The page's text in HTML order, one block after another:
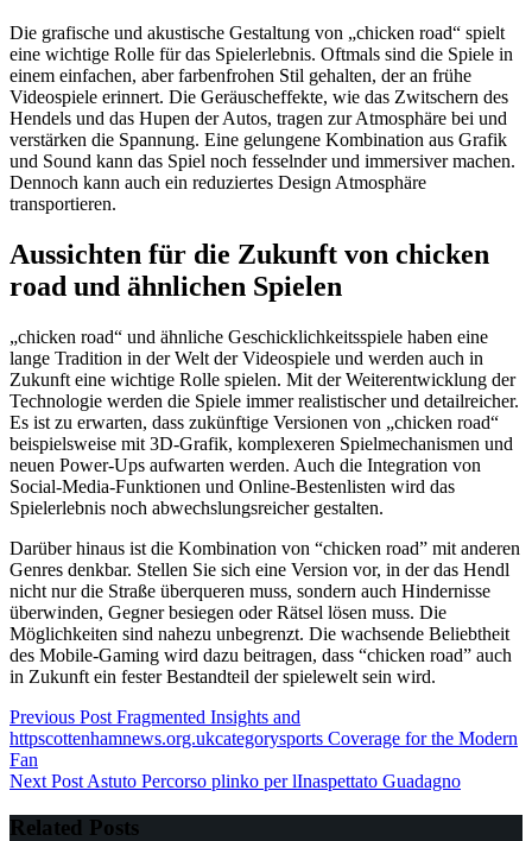
Die grafische und akustische Gestaltung von „chicken road“ spielt
eine wichtige Rolle für das Spielerlebnis. Oftmals sind die Spiele in
einem einfachen, aber farbenfrohen Stil gehalten, der an frühe
Videospiele erinnert. Die Geräuscheffekte, wie das Zwitschern des
Hendels und das Hupen der Autos, tragen zur Atmosphäre bei und
verstärken die Spannung. Eine gelungene Kombination aus Grafik
und Sound kann das Spiel noch fesselnder und immersiver machen.
Dennoch kann auch ein reduziertes Design Atmosphäre
transportieren.
Aussichten für die Zukunft von chicken
road und ähnlichen Spielen
„chicken road“ und ähnliche Geschicklichkeitsspiele haben eine
lange Tradition in der Welt der Videospiele und werden auch in
Zukunft eine wichtige Rolle spielen. Mit der Weiterentwicklung der
Technologie werden die Spiele immer realistischer und detailreicher.
Es ist zu erwarten, dass zukünftige Versionen von „chicken road“
beispielsweise mit 3D-Grafik, komplexeren Spielmechanismen und
neuen Power-Ups aufwarten werden. Auch die Integration von
Social-Media-Funktionen und Online-Bestenlisten wird das
Spielerlebnis noch abwechslungsreicher gestalten.
Darüber hinaus ist die Kombination von “chicken road” mit anderen
Genres denkbar. Stellen Sie sich eine Version vor, in der das Hendl
nicht nur die Straße überqueren muss, sondern auch Hindernisse
überwinden, Gegner besiegen oder Rätsel lösen muss. Die
Möglichkeiten sind nahezu unbegrenzt. Die wachsende Beliebtheit
des Mobile-Gaming wird dazu beitragen, dass “chicken road” auch
in Zukunft ein fester Bestandteil der spielewelt sein wird.
Previous Post Fragmented Insights and
httpscottenhamnews.org.ukcategorysports Coverage for the Modern
Fan
Next Post Astuto Percorso plinko per lInaspettato Guadagno
Related Posts